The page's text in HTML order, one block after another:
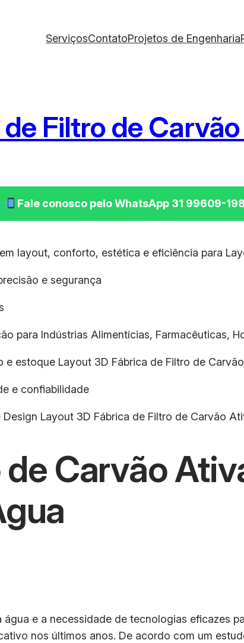
ServiçosContatoProjetos de Engenharia
Filtro de
Fale conosco pelo WhatsApp 31 99609-
layout, conforto, estética e eficiência para
e segurança
para Indústrias Alimentícias, Farmacêuticas,
estoque Layout 3D Fábrica de Filtro de
e confiabilidade
Layout 3D Fábrica de Filtro de Carvão
Carvão
e a necessidade de tecnologias eficazes
nos últimos anos. De acordo com um